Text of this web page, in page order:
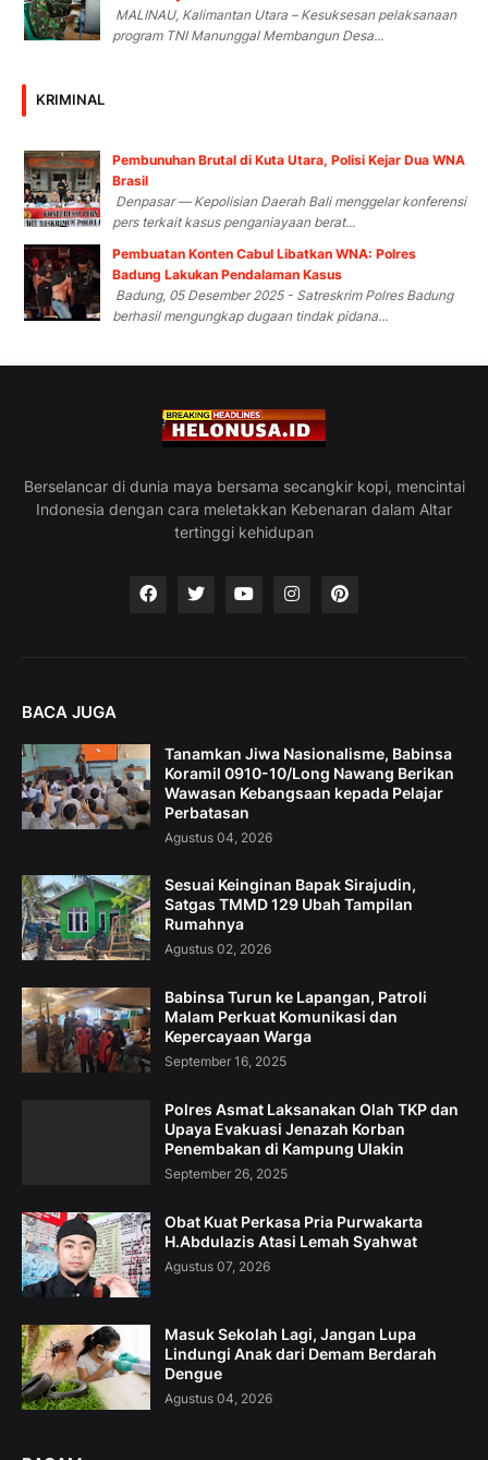
MALINAU, Kalimantan Utara – Kesuksesan pelaksanaan
program TNI Manunggal Membangun Desa...
KRIMINAL
Pembunuhan Brutal di Kuta Utara, Polisi Kejar Dua WNA
Brasil
Denpasar — Kepolisian Daerah Bali menggelar konferensi
pers terkait kasus penganiayaan berat...
Pembuatan Konten Cabul Libatkan WNA: Polres
Badung Lakukan Pendalaman Kasus
Badung, 05 Desember 2025 - Satreskrim Polres Badung
berhasil mengungkap dugaan tindak pidana...
Berselancar di dunia maya bersama secangkir kopi, mencintai
Indonesia dengan cara meletakkan Kebenaran dalam Altar
tertinggi kehidupan
BACA JUGA
Tanamkan Jiwa Nasionalisme, Babinsa
Koramil 0910-10/Long Nawang Berikan
Wawasan Kebangsaan kepada Pelajar
Perbatasan
Agustus 04, 2026
Sesuai Keinginan Bapak Sirajudin,
Satgas TMMD 129 Ubah Tampilan
Rumahnya
Agustus 02, 2026
Babinsa Turun ke Lapangan, Patroli
Malam Perkuat Komunikasi dan
Kepercayaan Warga
September 16, 2025
Polres Asmat Laksanakan Olah TKP dan
Upaya Evakuasi Jenazah Korban
Penembakan di Kampung Ulakin
September 26, 2025
Obat Kuat Perkasa Pria Purwakarta
H.Abdulazis Atasi Lemah Syahwat
Agustus 07, 2026
Masuk Sekolah Lagi, Jangan Lupa
Lindungi Anak dari Demam Berdarah
Dengue
Agustus 04, 2026